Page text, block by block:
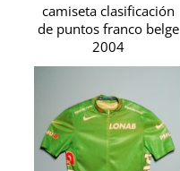
camiseta clasificación
de puntos franco belge
2004